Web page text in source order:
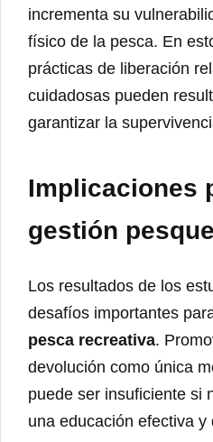
incrementa su
físico de la pesca. En
prácticas de liberación
cuidadosas pueden
garantizar la
Implicaciones
gestión
Los resultados de los
desafíos importantes
pesca recreativa.
devolución como única
puede ser insuficiente si
una educación efectiva y